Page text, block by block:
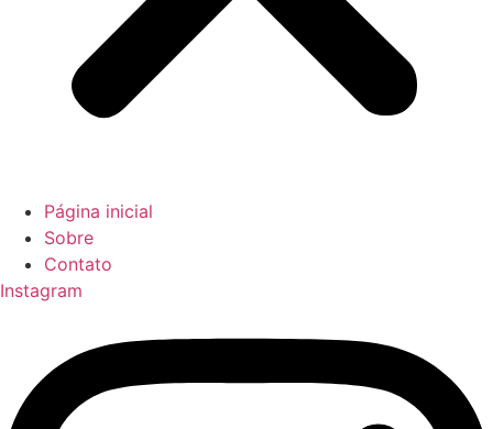
Página inicial
Sobre
Contato
Instagram